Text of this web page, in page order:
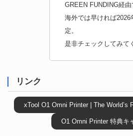
GREEN FUNDING経由
海外では早ければ
定。
是非チェックしてみて
リンク
xTool O1 Omni Printer | The World’s
O1 Omni Printer 特典キ